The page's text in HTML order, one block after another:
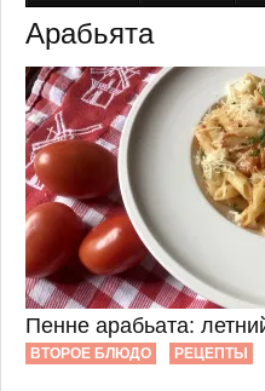
Арабьята
Пенне арабьата:
ВТОРОЕ БЛЮДО РЕЦЕПТЫ